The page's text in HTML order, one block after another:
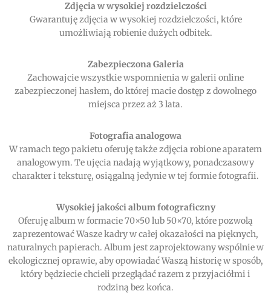
Zdjęcia w wysokiej rozdzielczości
Gwarantuję zdjęcia w wysokiej rozdzielczości, które
umożliwiają robienie dużych odbitek.
Zabezpieczona Galeria
Zachowajcie wszystkie wspomnienia w galerii online
zabezpieczonej hasłem, do której macie dostęp z dowolnego
miejsca przez aż 3 lata.
Fotografia analogowa
W ramach tego pakietu oferuję także zdjęcia robione aparatem
analogowym. Te ujęcia nadają wyjątkowy, ponadczasowy
charakter i teksturę, osiągalną jedynie w tej formie fotografii.
Wysokiej jakości album fotograficzny
Oferuję album w formacie 70×50 lub 50×70, które pozwolą
zaprezentować Wasze kadry w całej okazałości na pięknych,
naturalnych papierach. Album jest zaprojektowany wspólnie w
ekologicznej oprawie, aby opowiadać Waszą historię w sposób,
który będziecie chcieli przeglądać razem z przyjaciółmi i
rodziną bez końca.